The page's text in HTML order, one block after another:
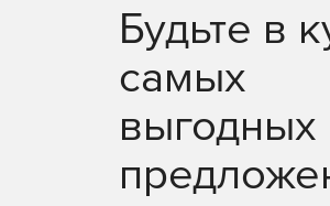
Будьте в
самых
выгодных